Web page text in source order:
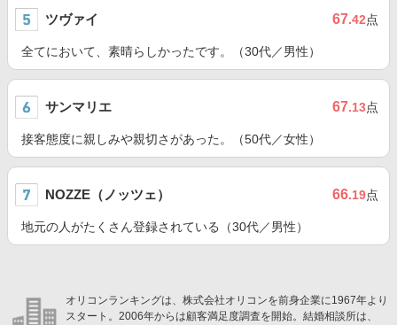
ツヴァイ 67.42点
全てにおいて、素晴らしかったです。（30代／男性）
サンマリエ 67.13点
接客態度に親しみや親切さがあった。（50代／女性）
NOZZE（ノッツェ） 66.19点
地元の人がたくさん登録されている（30代／男性）
オリコンランキングは、株式会社オリコンを前身企業に1967年より
スタート。2006年からは顧客満足度調査を開始。結婚相談所は、